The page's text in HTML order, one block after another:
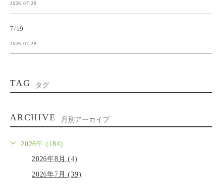
2026.07.28
7/19
2026.07.28
TAG タグ
ARCHIVE 月別アーカイブ
2026年 (184)
2026年8月 (4)
2026年7月 (39)